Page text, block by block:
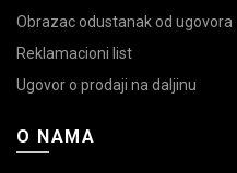
Obrazac odustanak od ugovora
Reklamacioni list
Ugovor o prodaji na daljinu
O NAMA